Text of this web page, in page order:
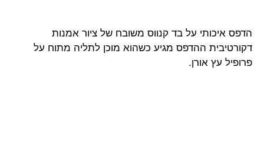
הדפס איכותי על בד קנווס משובח של ציור אמנות
דקורטיבית ההדפס מגיע כשהוא מוכן לתליה מתוח על
פרופיל עץ אורן.